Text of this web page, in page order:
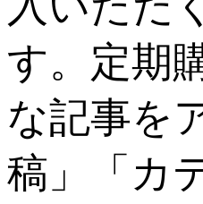
す。定期
な記事を
稿」「カ